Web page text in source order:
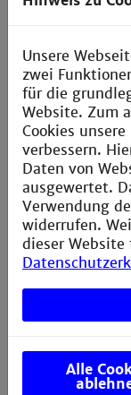
Hinweis für
Anleitung, wie
Für
Mitarbeitende
Zugangsdaten
tragen Sie
Sie nicht Ihre
bitte:
Für
Lehrbeauftragte
Kennung auch
Mail-Adresse
Unsere
zwei
für die
Website. Zum
Cookies
verbessern.
Daten von
ausgewertet.
Verwendung
widerrufen.
dieser Website
Alle